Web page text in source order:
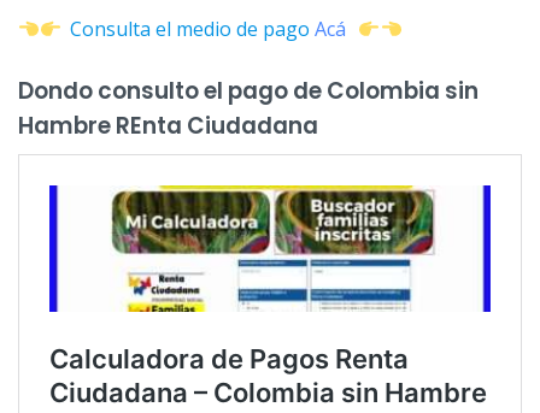
Consulta el medio de pago Acá
Dondo consulto el pago de Colombia sin
Hambre REnta Ciudadana